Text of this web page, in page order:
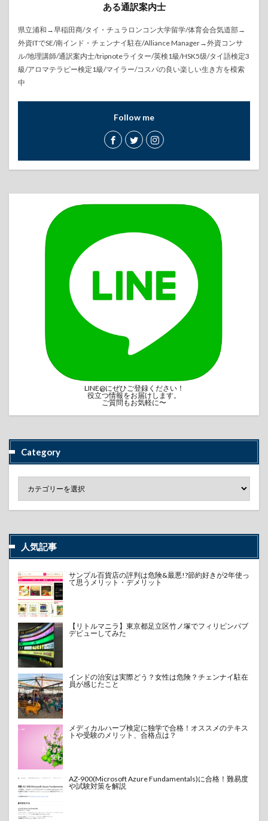
ある通訳案内士
県立浦和→早稲田商/タイ・チュラロンコン大学留学/体育会合気道部→
外資ITでSE/南インド・チェンナイ駐在/Alliance Manager→外資コンサ
ル/地理講師/通訳案内士/tripnoteライター/英検1級/HSK5级/タイ語検定3
級/アロマテラピー検定1級/マイラー/コスパの良い楽しい生き方を模索
中
Follow me
LINE@にぜひご登録ください！
役立つ情報をお届けします。
ご質問もお気軽に〜
Category
人気記事
サンプル百貨店の評判は危険&最悪!?節約好きが2年使っ
て思うメリット・デメリット
【リトルマニラ】東京都足立区竹ノ塚でフィリピンパブ
デビューしてみた
インドの治安は実際どう？女性は危険？チェンナイ駐在
員が感じたこと
メディカルハーブ検定に独学で合格！オススメのテキス
トや受験のメリット、合格点は？
AZ-900(Microsoft Azure Fundamentals)に合格！難易度
や試験対策を解説